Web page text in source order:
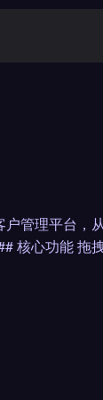
户管理平台
核心功能 拖